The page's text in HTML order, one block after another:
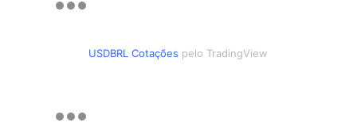
USDBRL Cotações pelo TradingView